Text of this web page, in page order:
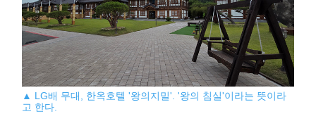
▲ LG배 무대, 한옥호텔 '왕의지밀'. '왕의 침실'이라는 뜻이라
고 한다.